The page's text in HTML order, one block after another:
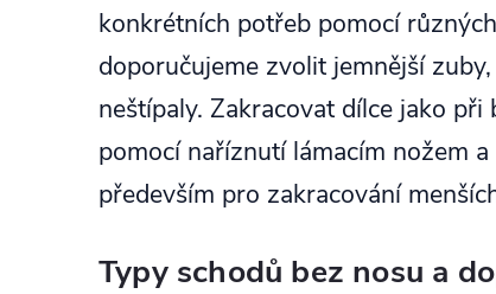
konkrétních potřeb pomocí
doporučujeme zvolit jemnější
neštípaly. Zakracovat dílce jako při
pomocí naříznutí lámacím nožem
především pro zakracování
Typy schodů bez nosu a